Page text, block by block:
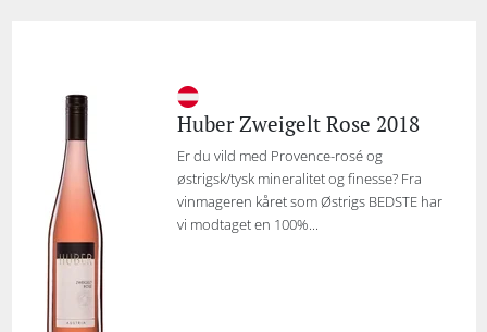
Huber Zweigelt Rose 2018
Er du vild med Provence-rosé og
østrigsk/tysk mineralitet og finesse? Fra
vinmageren kåret som Østrigs BEDSTE har
vi modtaget en 100%...